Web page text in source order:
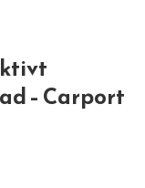
– Carport